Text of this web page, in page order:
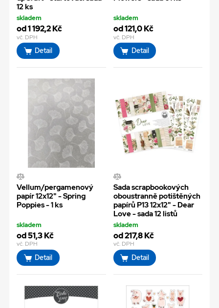
12 ks
skladem
od 1 192,2 Kč
vč. DPH
Detail
skladem
od 121,0 Kč
vč. DPH
Detail
Vellum/pergamenový
papír 12x12" - Spring
Poppies - 1 ks
skladem
od 51,3 Kč
vč. DPH
Detail
Sada scrapbookových
oboustranně potištěných
papírů P13 12x12" - Dear
Love - sada 12 listů
skladem
od 217,8 Kč
vč. DPH
Detail